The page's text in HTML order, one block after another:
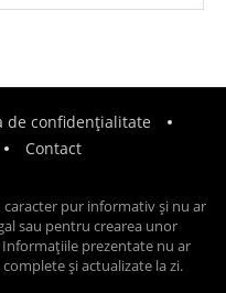
de confidențialitate
Contact
pur informativ și nu ar
sau pentru crearea unor
prezentate nu ar
și actualizate la zi.